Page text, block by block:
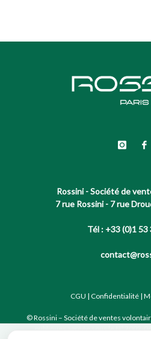
Rossini - Société de
7 rue Rossini - 7 rue
Tél : +33 (0)1 53
CGU | Confidentialité |
© Rossini – Société de ventes